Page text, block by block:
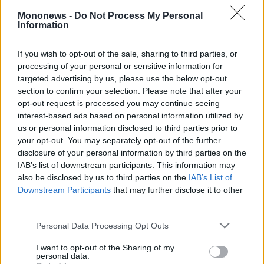
Mononews - Do Not Process My Personal
Information
If you wish to opt-out of the sale, sharing to third parties, or
processing of your personal or sensitive information for
targeted advertising by us, please use the below opt-out
section to confirm your selection. Please note that after your
opt-out request is processed you may continue seeing
interest-based ads based on personal information utilized by
us or personal information disclosed to third parties prior to
your opt-out. You may separately opt-out of the further
disclosure of your personal information by third parties on the
IAB’s list of downstream participants. This information may
also be disclosed by us to third parties on the IAB’s List of
Downstream Participants that may further disclose it to other
Personal Data Processing Opt Outs
I want to opt-out of the Sharing of my
personal data.
to
our
Terms
You
opt
out
any
This
site
is
protected
reCAPTCHA
the
Google
Privacy
Policy
Terms
των τάνκερ ξεκίνησε. Πού θα φτάσουν οι τιμές
για το 2019 με νέες παραγγελίες πλοίων
ΜΗ ΧΑΣΕΤΕ:Η σπάνια κίνηση των αδελφών
Λασκαρίδη στην αγορά των τάνκερ
Borealis Maritime capesize containership
containerships Formosa Plastics